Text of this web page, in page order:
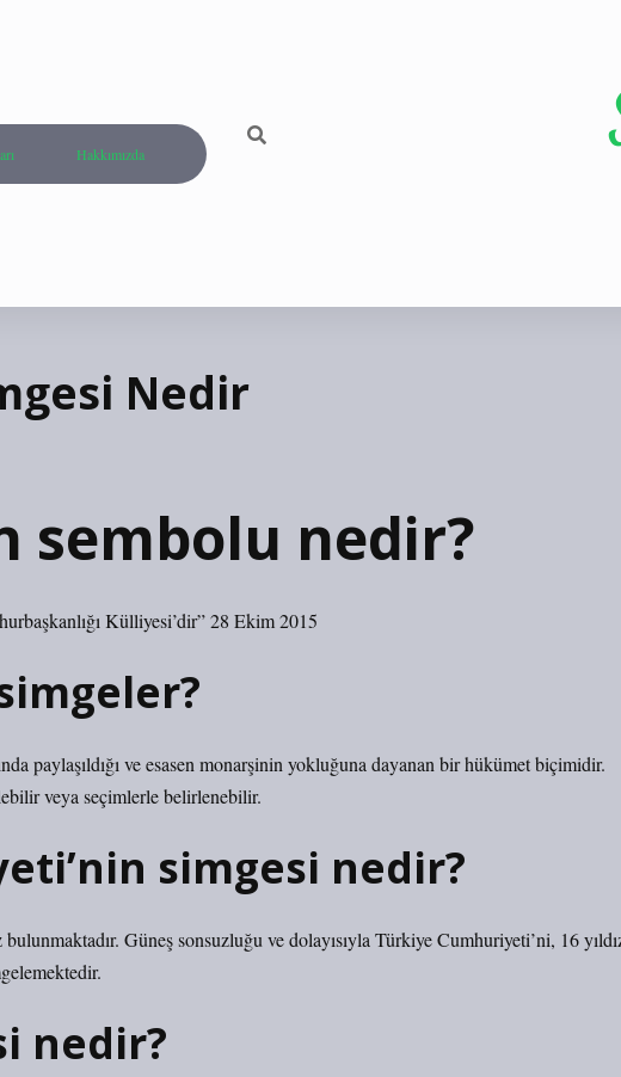
Hakkımızda
Nedir
sembolu nedir?
Külliyesi’dir” 28 Ekim 2015
paylaşıldığı ve esasen monarşinin yokluğuna dayanan bir hükümet biçimidir.
veya seçimlerle belirlenebilir.
simgesi nedir?
bulunmaktadır. Güneş sonsuzluğu ve dolayısıyla Türkiye Cumhuriyeti’ni, 16
nedir?